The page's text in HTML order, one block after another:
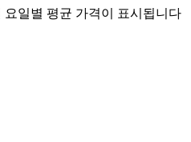
일별 평균 가격이 표시됩니다